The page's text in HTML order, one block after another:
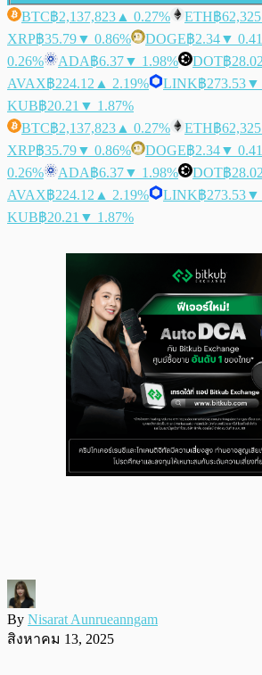
BTC฿2,137,823 ▲ 0.27% ETH฿
XRP฿35.79▼ 0.86% DOGE฿2.34▼
0.26%
ADA฿6.37▼ 1.98% DOT฿28.02
AVAX฿224.12 ▲ 2.19% LINK฿273.53▼
KUB฿20.21 ▼ 1.87%
BTC฿2,137,823 ▲ 0.27% ETH฿
XRP฿35.79▼ 0.86% DOGE฿2.34▼
0.26%
ADA฿6.37▼ 1.98% DOT฿28.02
AVAX฿224.12 ▲ 2.19% LINK฿273.53▼
KUB฿20.21 ▼ 1.87%
By Nisarat Aunrueanngam
สิงหาคม 13, 2025